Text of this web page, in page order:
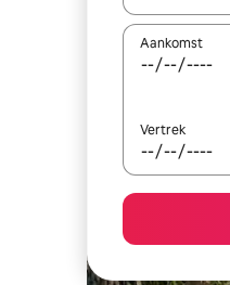
Aankomst
Vertrek